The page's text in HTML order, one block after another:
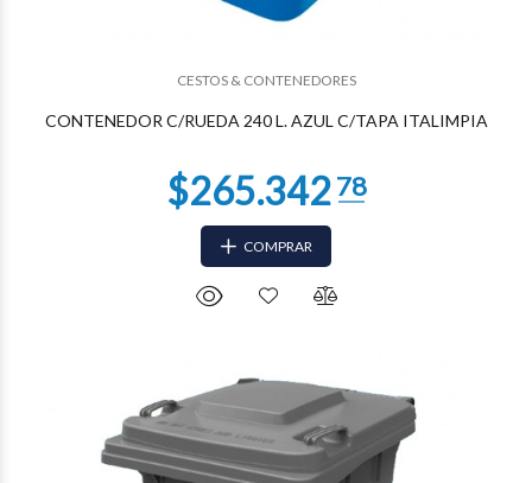
CESTOS & CONTENEDORES
CONTENEDOR C/RUEDA 240 L. AZUL C/TAPA ITALIMPIA
COMPRAR
$265.34278